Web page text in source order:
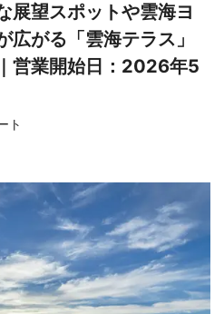
展望スポットや雲海ヨ
広がる「雲海テラス」
営業開始日：2026年5
ト